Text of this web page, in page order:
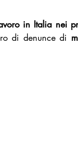
Comune
in Italia nei
di denunce di